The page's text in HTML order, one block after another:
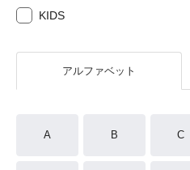
KIDS
アルファベット
A B C